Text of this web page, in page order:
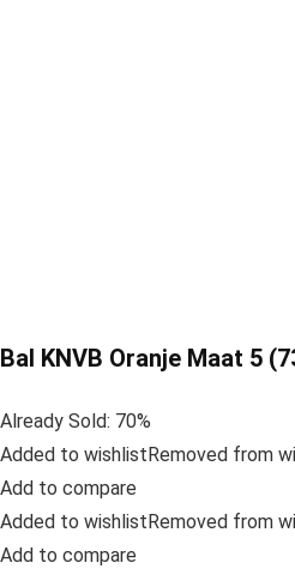
Bal KNVB Oranje Maat 5
Already Sold: 70%
Added to wishlistRemoved from
Add to compare
Added to wishlistRemoved from
Add to compare